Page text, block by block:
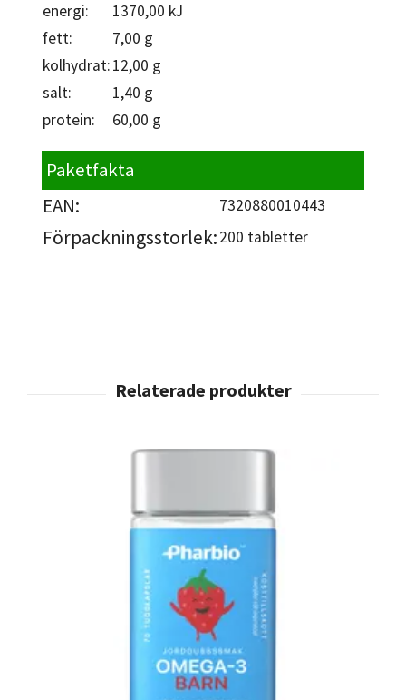
energi:
1370,00 kJ
fett:
7,00 g
kolhydrat:12,00 g
salt:
1,40 g
protein:
60,00 g
Paketfakta
EAN: 7320880010443
Förpackningsstorlek:200 tabletter